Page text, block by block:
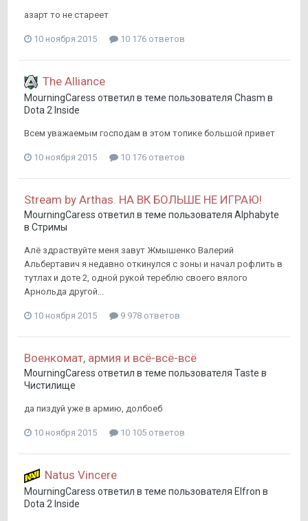
азарт то не стареет
10 ноября 2015 10 176 ответов
The Alliance
MourningCaress ответил в теме пользователя Chasm в
Dota 2 Inside
Всем уважаемым господам в этом топике большой привет
10 ноября 2015 10 176 ответов
Stream by Arthas. НА ВК БОЛЬШЕ НЕ ИГРАЮ!
MourningCaress ответил в теме пользователя Alphabyte
в Стримы
Алё здраствуйте меня завут Жмышенко Валерий
Альбертавич я недавно откинулся с зоны и начал рофлить в
тутлах и доте 2, одной рукой тереблю своего вялого
Арнольда другой...
10 ноября 2015 9 978 ответов
Военкомат, армия и всё-всё-всё
MourningCaress ответил в теме пользователя Taste в
Чистилище
да пиздуй уже в армию, долбоеб
10 ноября 2015 10 105 ответов
Natus Vincere
MourningCaress ответил в теме пользователя Elfron в
Dota 2 Inside